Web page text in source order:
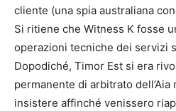
cliente (una spia australiana
Si ritiene che Witness K fosse
operazioni tecniche dei servizi
Dopodiché, Timor Est si era
permanente di arbitrato dell’Aia
insistere affinché venissero